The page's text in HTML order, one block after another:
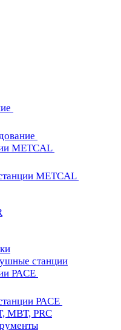
METCAL
METCAL
станции
PACE
PACE
MBT, PRC